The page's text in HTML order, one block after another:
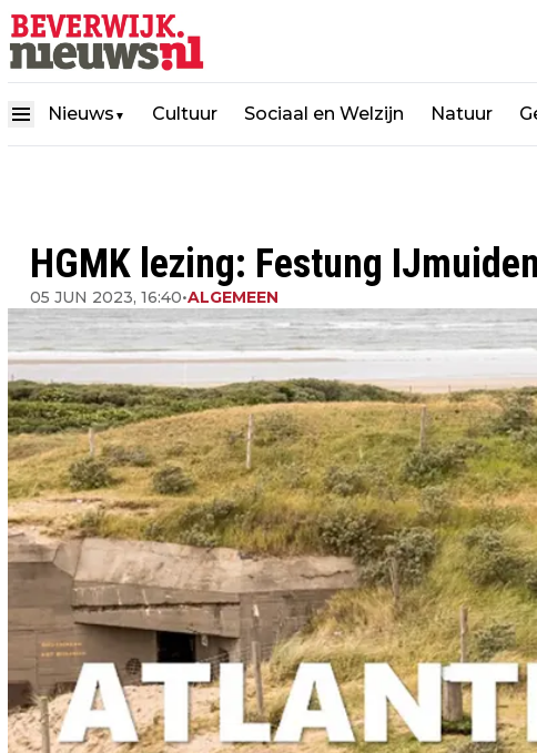
Nieuws ▼ Cultuur Sociaal en Welzijn Natuur
HGMK lezing: Festung
05 JUN 2023, 16:40•ALGEMEEN